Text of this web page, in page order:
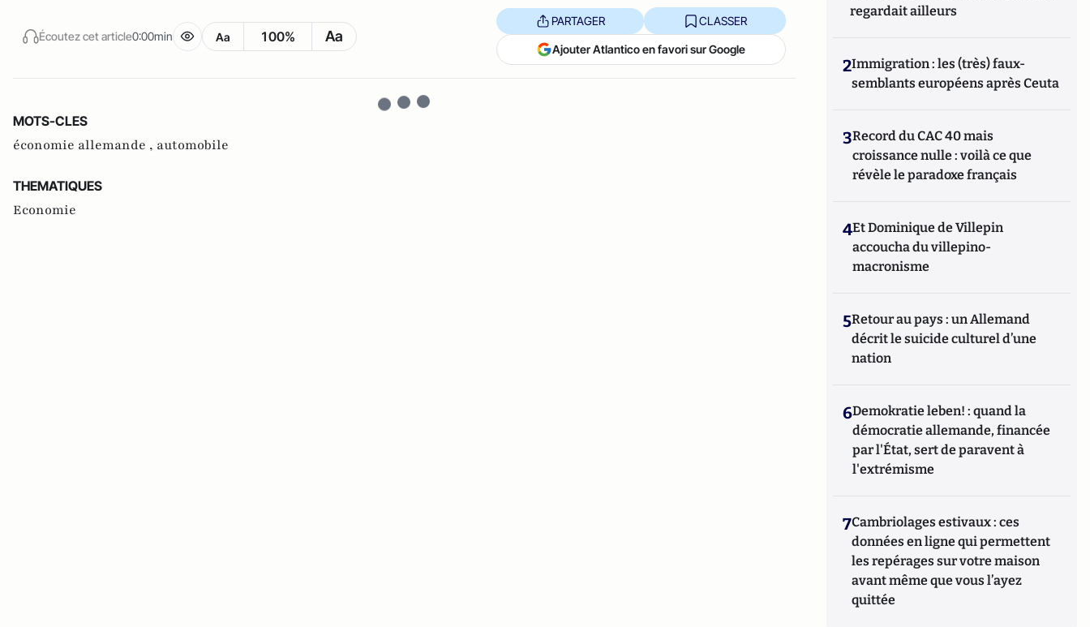
Écoutez cet article0:00min Aa 100% Aa
PARTAGER CLASSER
Ajouter Atlantico en favori sur Google
MOTS-CLES
économie allemande , automobile
THEMATIQUES
Economie
regardait ailleurs
2Immigration : les (très) faux-
semblants européens après Ceuta
3Record du CAC 40 mais
croissance nulle : voilà ce que
révèle le paradoxe français
4Et Dominique de Villepin
accoucha du villepino-
macronisme
5Retour au pays : un Allemand
décrit le suicide culturel d’une
nation
6Demokratie leben! : quand la
démocratie allemande, financée
par l'État, sert de paravent à
l'extrémisme
7Cambriolages estivaux : ces
données en ligne qui permettent
les repérages sur votre maison
avant même que vous l’ayez
quittée